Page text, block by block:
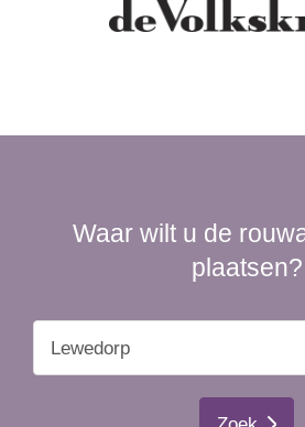
Waar wilt u de
plaatsen?